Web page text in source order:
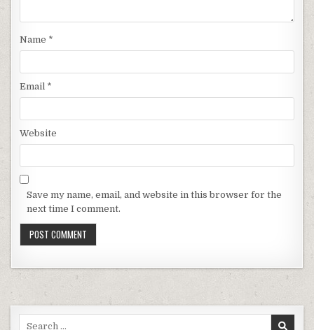
Name *
Email *
Website
Save my name, email, and website in this browser for the
next time I comment.
Search for: